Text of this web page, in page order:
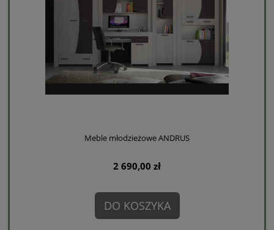
Meble młodzieżowe ANDRUS
2 690,00 zł
DO KOSZYKA